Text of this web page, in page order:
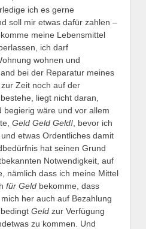
ich es gerne
soll mir etwas dafür zahlen –
meine Lebensmittel
ich darf
wohnen und
bei der Reparatur meines
Zeit noch auf der
liegt nicht daran,
begierig wäre und vor allem
Geld Geld Geld! , bevor ich
etwas Ordentliches damit
hat seinen Grund
Notwendigkeit, auf
nämlich dass ich meine Mittel
für Geld bekomme, dass
her auch auf Bezahlung
Geld zur Verfügung
zu kommen. Und